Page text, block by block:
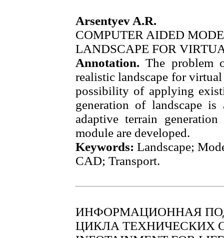
Arsentyev A.R.
COMPUTER AIDED
LANDSCAPE FOR
Annotation. The problem
realistic landscape for
possibility of applying
generation of landscape
adaptive terrain
module are developed.
Keywords: Landscape;
CAD; Transport.
ИНФОРМАЦИОННАЯ
ЦИКЛА ТЕХНИЧЕСКИХ